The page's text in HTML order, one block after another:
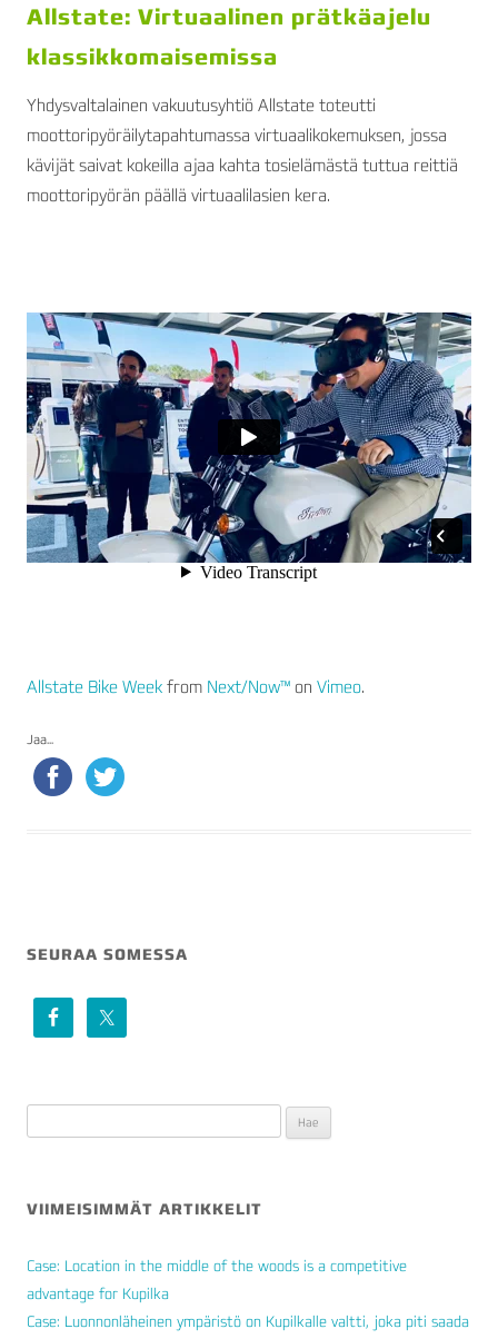
Allstate: Virtuaalinen prätkäajelu
klassikkomaisemissa
Yhdysvaltalainen vakuutusyhtiö Allstate toteutti
moottoripyöräilytapahtumassa virtuaalikokemuksen, jossa
kävijät saivat kokeilla ajaa kahta tosielämästä tuttua reittiä
moottoripyörän päällä virtuaalilasien kera.
Allstate Bike Week from Next/Now™ on Vimeo.
Jaa...
SEURAA SOMESSA
VIIMEISIMMÄT ARTIKKELIT
Case: Location in the middle of the woods is a competitive
advantage for Kupilka
Case: Luonnonläheinen ympäristö on Kupilkalle valtti, joka piti saada